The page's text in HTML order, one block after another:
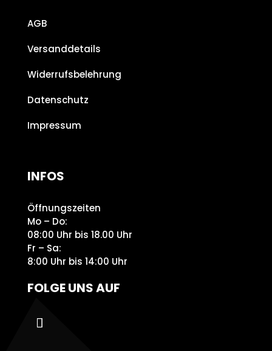
AGB
Versanddetails
Widerrufsbelehrung
Datenschutz
Impressum
INFOS
Öffnungszeiten
Mo – Do:
08:00 Uhr bis 18.00 Uhr
Fr – Sa:
8:00 Uhr bis 14:00 Uhr
FOLGE UNS AUF